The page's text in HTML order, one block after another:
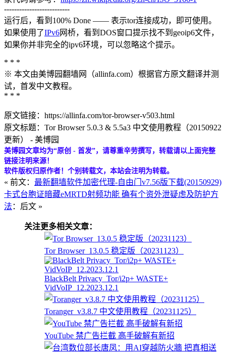
--------------------------
运行后，看到100% Done —— 表示tor连接成功，即可使用。
如果使用了IPv6网桥，看到DOS窗口提示找不到geoip6文件，
如果你并非完全的ipv6环境，可以忽略这个提示。
* * *
※ 本文由美博园翻墙网（allinfa.com）根据官方原文翻译并测
试，首发中文教程。
* * *
原文链接：https://allinfa.com/tor-browser-v503.html
原文标题：Tor Browser 5.0.3 & 5.5a3 中文使用教程（20150922
更新） - 美博园
美博园文章均为“原创 - 首发”，请尊重辛劳撰写，转载请以上面完整
链接注明来源！
软件版权归原作者！个别转载文，本站会注明为转载。
« 前文： 最新翻墙软件加密代理-自由门v7.56版下载(20150929)
卡式台胞证暗藏eMRTD射频功能 确有个资外泄疑虑及防护方
法 ：后文 »
关注更多相关文章：
Tor Browser_13.0.5 稳定版（20231123）
BlackBelt Privacy_Tor/i2p+ WASTE+
VidVoIP_12.2023.12.1
Toranger_v3.8.7 中文使用教程（20231125）
YouTube 禁广告拦截 高手破解有新招